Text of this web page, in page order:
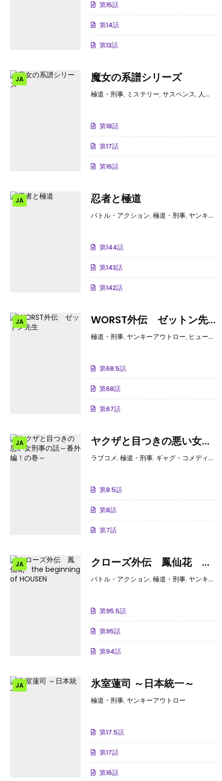
第15話
第14話
第13話
JA 魔女の系譜シリーズ
極道・刑事, ミステリー, サスペンス, 人間ドラマ
第18話
第17話
第16話
JA 忍者と極道
バトル・アクション, 極道・刑事, ヤンキーアウトロー
第144話
第143話
第142話
JA
WORST外伝 ゼットン先
生
極道・刑事, ヤンキーアウトロー, ヒューマンドラマ
第68.5話
第68話
第67話
JA
ヤクザと目つきの悪い女刑
事の話～番外編！の巻～
ラブコメ, 極道・刑事, ギャグ・コメディー
第8.5話
第8話
第7話
JA
クローズ外伝 鳳仙花
the beginning of
バトル・アクション, 極道・刑事, ヤンキーアウトロー
第95.5話
第95話
第94話
JA 氷室蓮司 ～日本統一～
極道・刑事, ヤンキーアウトロー
第17.5話
第17話
第16話